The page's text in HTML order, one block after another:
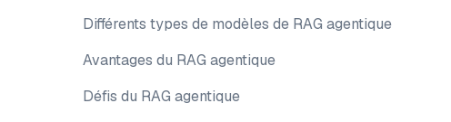
Différents types de modèles de RAG agentique
Avantages du RAG agentique
Défis du RAG agentique